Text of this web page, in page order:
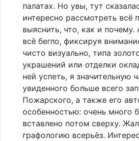
палатах. Но увы, тут
интересно рассмотреть всё
выяснить, что, как и
всё бегло, фиксируя
чисто визуально, типа
украшений или отделки
ней успеть, я значительную
увиденного больше всего
Пожарского, а также его
особенностью: очень много
вставлено потом сверху.
графологию всерьёз.